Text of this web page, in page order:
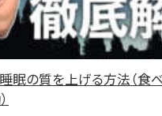
睡眠の質を上げる方法（食